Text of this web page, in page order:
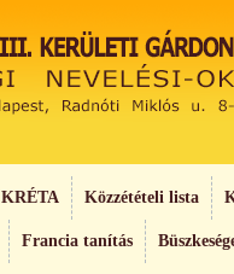
KRÉTA Közzétételi lista
Francia tanítás